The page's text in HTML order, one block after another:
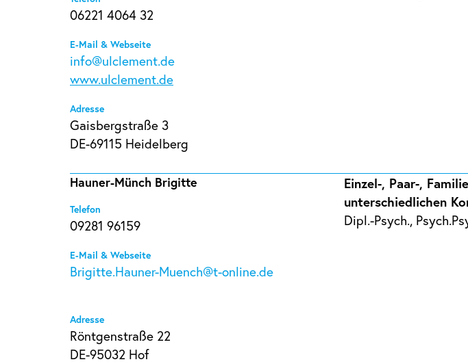
06221 4064 32
E-Mail & Webseite
info@ulclement.de
www.ulclement.de
Adresse
Gaisbergstraße 3
DE-69115 Heidelberg
Hauner-Münch Brigitte
Telefon
09281 96159
E-Mail & Webseite
Brigitte.Hauner-Muench@t-online.de
Adresse
Röntgenstraße 22
DE-95032 Hof
Einzel-, Paar-,
unterschiedlichen
Dipl.-Psych.,